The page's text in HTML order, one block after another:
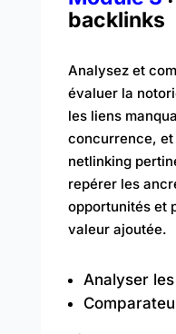
backlinks
Analysez et
évaluer la
les liens
concurrence,
netlinking
repérer les
opportunités et
valeur ajoutée.
Analyser